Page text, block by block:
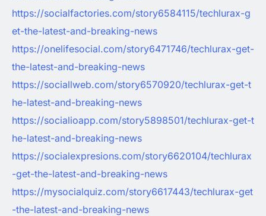
https://socialfactories.com/story6584115/techlurax-g
et-the-latest-and-breaking-news
https://onelifesocial.com/story6471746/techlurax-get-
the-latest-and-breaking-news
https://sociallweb.com/story6570920/techlurax-get-t
he-latest-and-breaking-news
https://socialioapp.com/story5898501/techlurax-get-t
he-latest-and-breaking-news
https://socialexpresions.com/story6620104/techlurax
-get-the-latest-and-breaking-news
https://mysocialquiz.com/story6617443/techlurax-get
-the-latest-and-breaking-news